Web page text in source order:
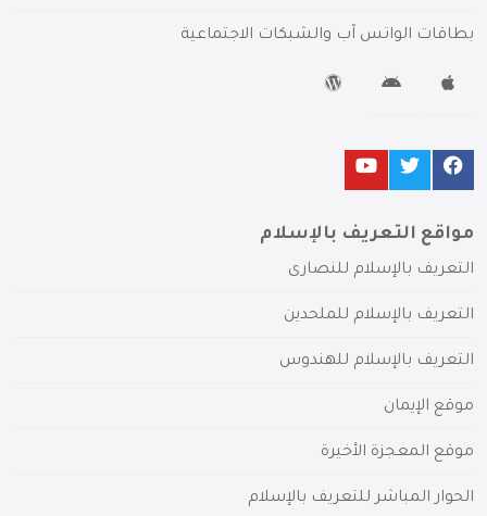
بطاقات الواتس آب والشبكات الاجتماعية
مواقع التعريف بالإسلام
التعريف بالإسلام للنصارى
التعريف بالإسلام للملحدين
التعريف بالإسلام للهندوس
موقع الإيمان
موقع المعجزة الأخيرة
الحوار المباشر للتعريف بالإسلام